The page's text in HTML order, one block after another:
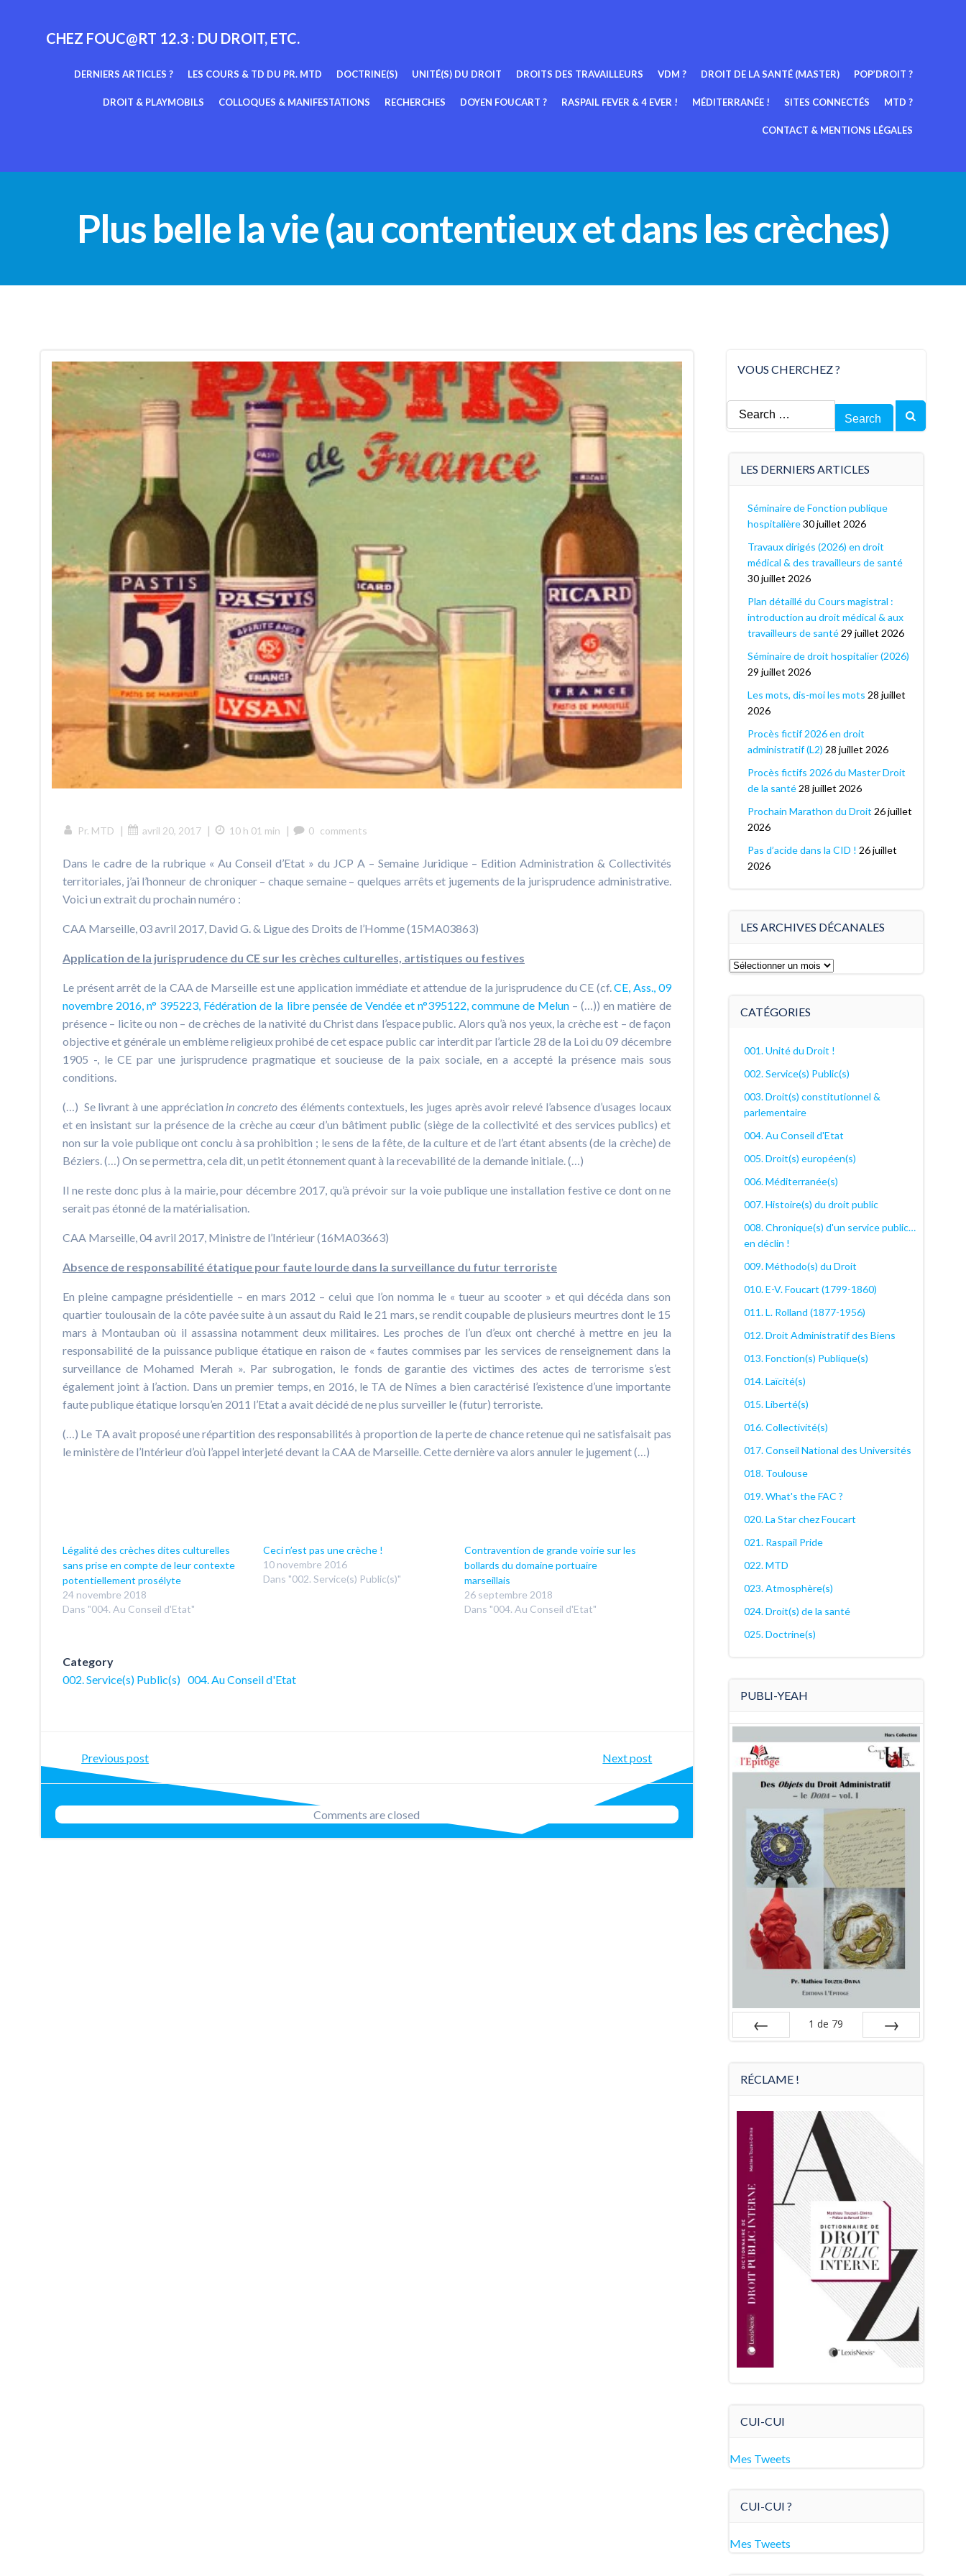
CHEZ FOUC@RT 12.3 : DU DROIT, ETC.
DERNIERS ARTICLES ? LES COURS & TD DU PR. MTD DOCTRINE(S) UNITÉ(S) DU DROIT DROITS DES TRAVAILLEURS VDM ? DROIT DE LA SANTÉ (MASTER) POP’DROIT ?
DROIT & PLAYMOBILS COLLOQUES & MANIFESTATIONS RECHERCHES DOYEN FOUCART ? RASPAIL FEVER & 4 EVER ! MÉDITERRANÉE ! SITES CONNECTÉS MTD ?
CONTACT & MENTIONS LÉGALES
Plus belle la vie (au contentieux et dans les crèches)
Pr. MTD | avril 20, 2017 | 10 h 01 min | 0 comments
Dans le cadre de la rubrique « Au Conseil d’Etat » du JCP A – Semaine Juridique – Edition Administration & Collectivités
territoriales, j’ai l’honneur de chroniquer – chaque semaine – quelques arrêts et jugements de la jurisprudence administrative.
Voici un extrait du prochain numéro :
CAA Marseille, 03 avril 2017, David G. & Ligue des Droits de l’Homme (15MA03863)
Application de la jurisprudence du CE sur les crèches culturelles, artistiques ou festives
Le présent arrêt de la CAA de Marseille est une application immédiate et attendue de la jurisprudence du CE (cf.CE, Ass., 09
novembre 2016, n° 395223, Fédération de la libre pensée de Vendée et n°395122, commune de Melun – (…)) en matière de
présence – licite ou non – de crèches de la nativité du Christ dans l’espace public. Alors qu’à nos yeux, la crèche est – de façon
objective et générale un emblème religieux prohibé de cet espace public car interdit par l’article 28 de la Loi du 09 décembre
1905 -, le CE par une jurisprudence pragmatique et soucieuse de la paix sociale, en a accepté la présence mais sous
conditions.
(…) Se livrant à une appréciation in concreto des éléments contextuels, les juges après avoir relevé l’absence d’usages locaux
et en insistant sur la présence de la crèche au cœur d’un bâtiment public (siège de la collectivité et des services publics) et
non sur la voie publique ont conclu à sa prohibition ; le sens de la fête, de la culture et de l’art étant absents (de la crèche) de
Béziers. (…) On se permettra, cela dit, un petit étonnement quant à la recevabilité de la demande initiale. (…)
Il ne reste donc plus à la mairie, pour décembre 2017, qu’à prévoir sur la voie publique une installation festive ce dont on ne
serait pas étonné de la matérialisation.
CAA Marseille, 04 avril 2017, Ministre de l’Intérieur (16MA03663)
Absence de responsabilité étatique pour faute lourde dans la surveillance du futur terroriste
En pleine campagne présidentielle – en mars 2012 – celui que l’on nomma le « tueur au scooter » et qui décéda dans son
quartier toulousain de la côte pavée suite à un assaut du Raid le 21 mars, se rendit coupable de plusieurs meurtres dont le 15
mars à Montauban où il assassina notamment deux militaires. Les proches de l’un d’eux ont cherché à mettre en jeu la
responsabilité de la puissance publique étatique en raison de « fautes commises par les services de renseignement dans la
surveillance de Mohamed Merah ». Par subrogation, le fonds de garantie des victimes des actes de terrorisme s’est
également joint à l’action. Dans un premier temps, en 2016, le TA de Nîmes a bien caractérisé l’existence d’une importante
faute publique étatique lorsqu’en 2011 l’Etat a avait décidé de ne plus surveiller le (futur) terroriste.
(…) Le TA avait proposé une répartition des responsabilités à proportion de la perte de chance retenue qui ne satisfaisait pas
le ministère de l’Intérieur d’où l’appel interjeté devant la CAA de Marseille. Cette dernière va alors annuler le jugement (…)
Légalité des crèches dites culturelles
sans prise en compte de leur contexte
potentiellement prosélyte
24 novembre 2018
Dans "004. Au Conseil d'Etat"
Ceci n’est pas une crèche !
10 novembre 2016
Dans "002. Service(s) Public(s)"
Contravention de grande voirie sur les
bollards du domaine portuaire
marseillais
26 septembre 2018
Dans "004. Au Conseil d'Etat"
Category
002. Service(s) Public(s) 004. Au Conseil d'Etat
Post
navigation
Previous post
Post
navigation
Next post
Comments are closed
VOUS CHERCHEZ ?
Search
for:
LES DERNIERS ARTICLES
Séminaire de Fonction publique
hospitalière 30 juillet 2026
Travaux dirigés (2026) en droit
médical & des travailleurs de santé
30 juillet 2026
Plan détaillé du Cours magistral :
introduction au droit médical & aux
travailleurs de santé 29 juillet 2026
Séminaire de droit hospitalier (2026)
29 juillet 2026
Les mots, dis-moi les mots 28 juillet
2026
Procès fictif 2026 en droit
administratif (L2) 28 juillet 2026
Procès fictifs 2026 du Master Droit
de la santé 28 juillet 2026
Prochain Marathon du Droit 26 juillet
2026
Pas d’acide dans la CID ! 26 juillet
2026
LES ARCHIVES DÉCANALES
Les
CATÉGORIES
001. Unité du Droit !
002. Service(s) Public(s)
003. Droit(s) constitutionnel &
parlementaire
004. Au Conseil d'Etat
005. Droit(s) européen(s)
006. Méditerranée(s)
007. Histoire(s) du droit public
008. Chronique(s) d'un service public…
en déclin !
009. Méthodo(s) du Droit
010. E-V. Foucart (1799-1860)
011. L. Rolland (1877-1956)
012. Droit Administratif des Biens
013. Fonction(s) Publique(s)
014. Laïcité(s)
015. Liberté(s)
016. Collectivité(s)
017. Conseil National des Universités
018. Toulouse
019. What's the FAC ?
020. La Star chez Foucart
021. Raspail Pride
022. MTD
023. Atmosphère(s)
024. Droit(s) de la santé
025. Doctrine(s)
PUBLI-YEAH
1 de 79
RÉCLAME !
CUI-CUI
Mes Tweets
CUI-CUI ?
Mes Tweets